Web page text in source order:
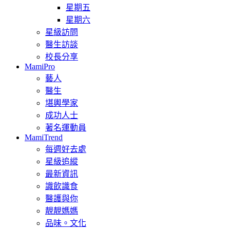
星期五
星期六
星級訪問
醫生訪談
校長分享
MamiPro
藝人
醫生
堪輿學家
成功人士
著名運動員
MamiTrend
每週好去處
星級追縱
最新資訊
識飲識食
醫護與你
靚靚媽媽
品味。文化